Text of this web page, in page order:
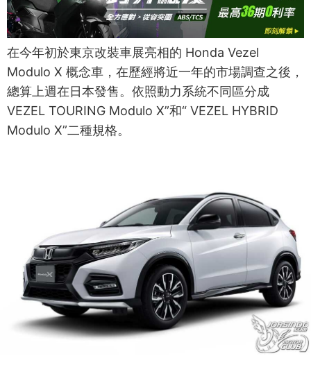
在今年初於東京改裝車展亮相的 Honda Vezel
Modulo X 概念車，在歷經將近一年的市場調查之後，
總算上週在日本發售。依照動力系統不同區分成
VEZEL TOURING Modulo X”和“ VEZEL HYBRID
Modulo X”二種規格。